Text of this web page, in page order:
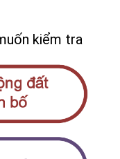
kiểm tra